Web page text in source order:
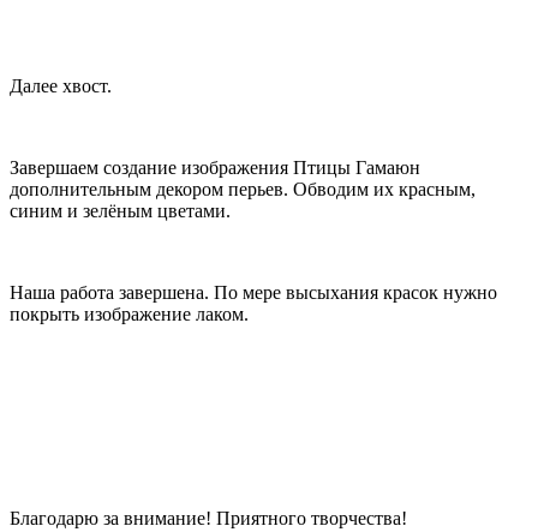
Далее хвост.
Завершаем создание изображения Птицы Гамаюн
дополнительным декором перьев. Обводим их красным,
синим и зелёным цветами.
Наша работа завершена. По мере высыхания красок нужно
покрыть изображение лаком.
Благодарю за внимание! Приятного творчества!